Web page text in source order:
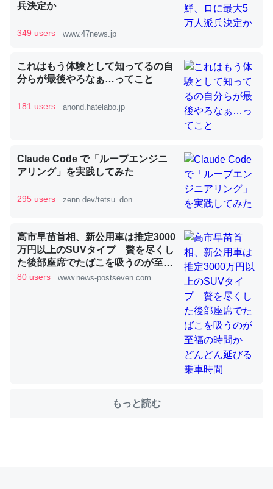
─ニュース :: 【研究発表】昆虫学の大問題＝「昆虫はなぜ海にいな
論文では「淡水はカルシウムも酸素も不足してて両方に不
利だから両方が拮抗してるのでは」とあって面白い。海に
いる鋏角類（カブトガニ・ウミグモ）はカルシウムを使わ
─ニュース :: 【研究発表】昆虫学の大問題＝「昆虫はなぜ海にいな
いのか」に関する新仮説
これを元に考えるとカルシウムを大量に使う脊椎動物と貝
類は苦労してるんだな…。腹足類だと殻を無くしてナメク
ジになったり努力してるし。
─ニュース :: 【研究発表】昆虫学の大問題＝「昆虫はなぜ海にいな
ちぼちRingも置こうかと画策中。あと、Googleマップで
位置情報を共有してる。電池残量や充電中かが分かるので
兵決定か
349 users www.47news.jp
これはもう体験として知ってるの自
分らが最後やろなぁ…ってこと
181 users anond.hatelabo.jp
Claude Code で「ループエンジニ
アリング」を実践してみた
295 users zenn.dev/tetsu_don
高市早苗首相、新公用車は推定3000
万円以上のSUVタイプ 贅を尽くし
た後部座席でたばこを吸うのが至福
の時間か どんどん延びる乗車時間
80 users www.news-postseven.com
もっと読む